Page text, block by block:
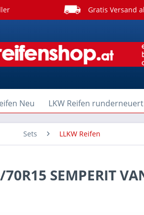
Gratis Versand
Neu LKW Reifen runderneuert
Sets LLKW Reifen
SEMPERIT